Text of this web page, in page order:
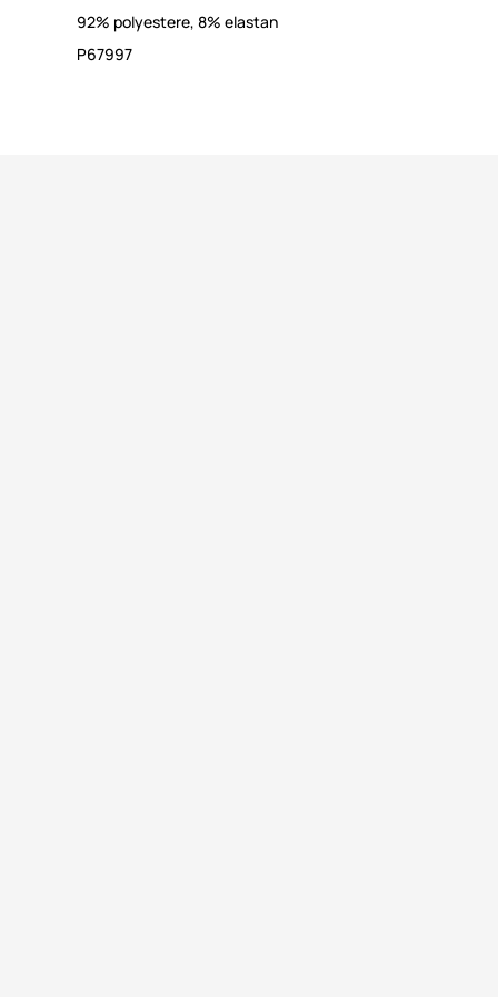
92% polyestere, 8% elastan
P67997